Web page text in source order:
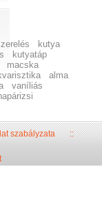
kutya
kutyatáp
macska
alma
vaníliás
szabályzata::